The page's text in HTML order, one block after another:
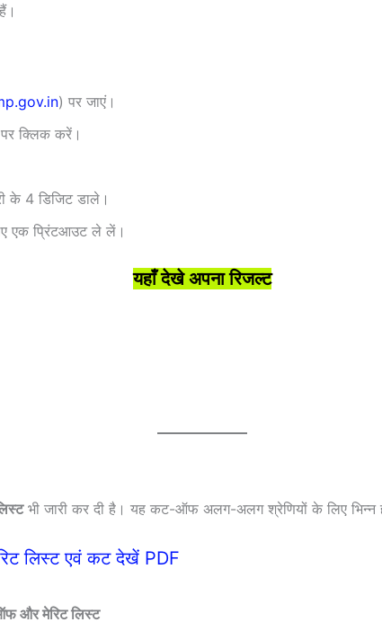
) पर जाएं।
पर क्लिक करें।
के 4 डिजिट डाले।
एक प्रिंटआउट ले लें।
यहाँ देखे अपना रिजल्ट
भी जारी कर दी है। यह कट-ऑफ अलग-अलग श्रेणियों के लिए भिन्न
लिस्ट एवं कट देखें PDF
और मेरिट लिस्ट